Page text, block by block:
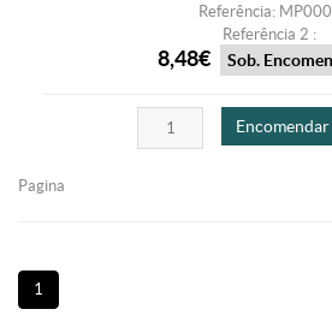
Referência:
Referência 2 :
8,48€ Sob.
Encomendar
Pagina
1